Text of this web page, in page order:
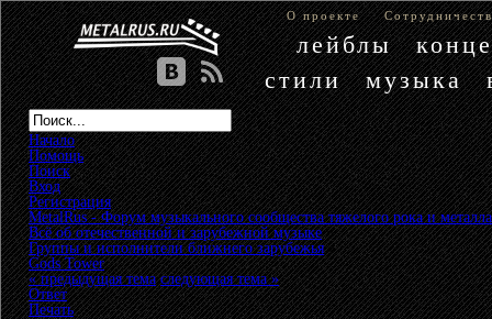
О проекте
лейблы
стили
музыка
Начало
Помощь
Поиск
Вход
Регистрация
MetalRus - Форум музыкального сообщества тяжелого рока и металла
Всё об отечественной и зарубежной музыке»
Группы и исполнители ближнего зарубежья»
Gods Tower
« предыдущая тема следующая тема »
Ответ
Печать